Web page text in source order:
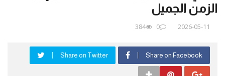
الزمن الجميل
2026-05-11
0
384
Share on Facebook
Share on Twitter